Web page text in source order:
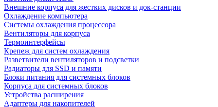
Внешние корпуса для жестких дисков и док-станции
Охлаждение компьютера
Системы охлаждения процессора
Вентиляторы для корпуса
Термоинтерфейсы
Крепеж для систем охлаждения
Разветвители вентиляторов и подсветки
Радиаторы для SSD и памяти
Блоки питания для системных блоков
Корпуса для системных блоков
Устройства расширения
Адаптеры для накопителей